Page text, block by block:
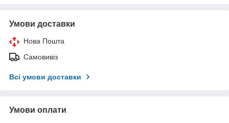
Умови доставки
Нова Пошта
Самовивіз
Всі умови доставки
Умови оплати